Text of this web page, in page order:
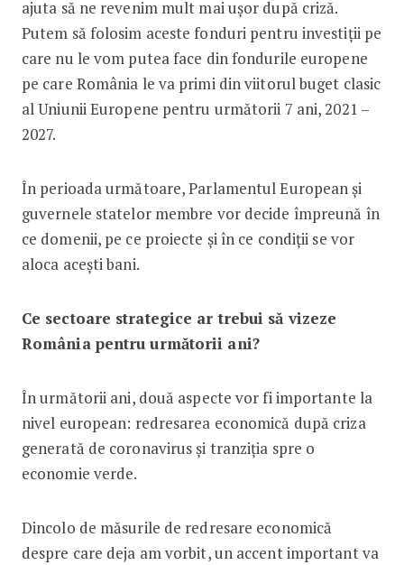
ajuta să ne revenim mult mai ușor după criză.
Putem să folosim aceste fonduri pentru investiții pe
care nu le vom putea face din fondurile europene
pe care România le va primi din viitorul buget clasic
al Uniunii Europene pentru următorii 7 ani, 2021 –
2027.
În perioada următoare, Parlamentul European și
guvernele statelor membre vor decide împreună în
ce domenii, pe ce proiecte și în ce condiții se vor
aloca acești bani.
Ce sectoare strategice ar trebui să vizeze
România pentru următorii ani?
În următorii ani, două aspecte vor fi importante la
nivel european: redresarea economică după criza
generată de coronavirus și tranziția spre o
economie verde.
Dincolo de măsurile de redresare economică
despre care deja am vorbit, un accent important va